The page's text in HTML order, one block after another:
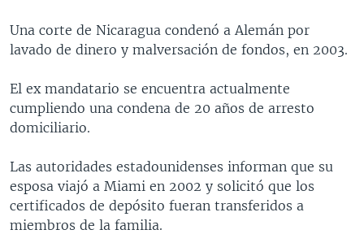
VENEZUELA
NICARAGUA
ECONOMÍA
TECNOLOGÍA
DEPORTES
MULTIMEDIA
FOTOGRAFÍA
AUDIOS
EL MUNDO AL DÍA
FORO INTERAMERICANO
LAS CLAVES
PANORAMA
RADIO
AVANCE INFORMATIVO
BUENOS DÍAS AMÉRICA
ESTADOS UNIDOS AL DÍA
DIRECT
Learning English
Una corte de Nicaragua condenó a Alemán por
lavado de dinero y malversación de fondos, en 2003.
El ex mandatario se encuentra actualmente
cumpliendo una condena de 20 años de arresto
domiciliario.
Las autoridades estadounidenses informan que su
esposa viajó a Miami en 2002 y solicitó que los
certificados de depósito fueran transferidos a
miembros de la familia.